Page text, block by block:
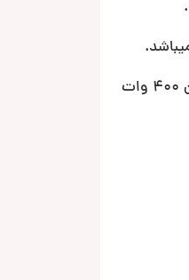
یک سوراند دو لایه با طراحی منحصر به فرد و اختصاصی آلپاین Alpine که میتواند ارتعاشات این ساب ووفر با کیفیت را تا توان 400 وات